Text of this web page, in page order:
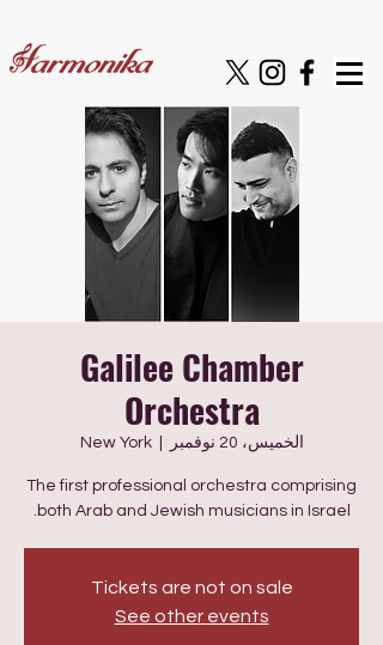
Galilee Chamber
Orchestra
الخميس، 20 نوفمبر
  |
New York
The first professional orchestra comprising
both Arab and Jewish musicians in Israel.
Tickets are not on sale
See other events